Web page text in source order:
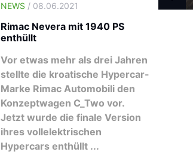
NEWS / 08.06.2021
Rimac Nevera mit 1940 PS
enthüllt
Vor etwas mehr als drei Jahren
stellte die kroatische Hypercar-
Marke Rimac Automobili den
Konzeptwagen C_Two vor.
Jetzt wurde die finale Version
ihres vollelektrischen
Hypercars enthüllt ...